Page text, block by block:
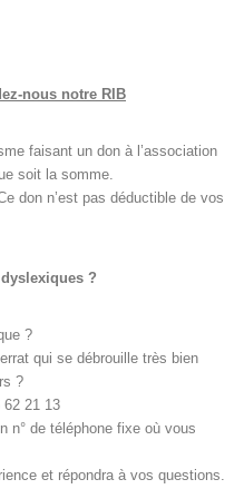
nous notre RIB
faisant un don à l’association
soit la somme.
don n’est pas déductible de vos
?
?
qui se débrouille très bien
?
21 13
n° de téléphone fixe où vous
et répondra à vos questions.